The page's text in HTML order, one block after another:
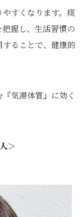
すくなります。痰
握し、生活習慣の
ることで、健康的
気滞体質』に効く
＞